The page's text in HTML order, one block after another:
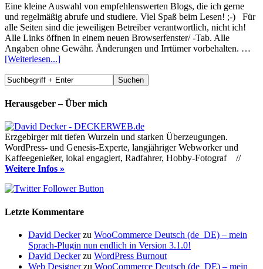
Eine kleine Auswahl von empfehlenswerten Blogs, die ich gerne
und regelmäßig abrufe und studiere. Viel Spaß beim Lesen! ;-) Für
alle Seiten sind die jeweiligen Betreiber verantwortlich, nicht ich!
Alle Links öffnen in einem neuen Browserfenster/ -Tab. Alle
Angaben ohne Gewähr. Änderungen und Irrtümer vorbehalten. …
[Weiterlesen...]
Herausgeber – Über mich
Erzgebirger mit tiefen Wurzeln und starken Überzeugungen.
WordPress- und Genesis-Experte, langjähriger Webworker und
Kaffeegenießer, lokal engagiert, Radfahrer, Hobby-Fotograf //
Weitere Infos »
Letzte Kommentare
David Deckerzu WooCommerce Deutsch (de_DE) – mein
Sprach-Plugin nun endlich in Version 3.1.0!
David Deckerzu WordPress Burnout
Web Designerzu WooCommerce Deutsch (de_DE) – mein